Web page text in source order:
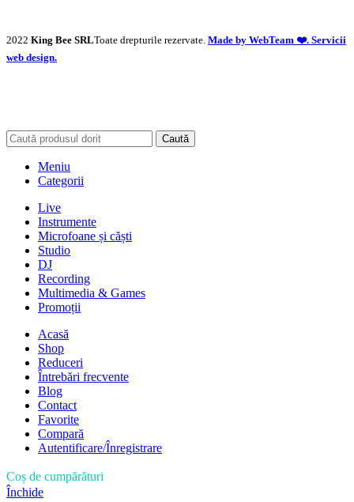
2022 King Bee SRLToate drepturile rezervate. Made by WebTeam ❤️. Servicii
web design.
Caută
Meniu
Categorii
Live
Instrumente
Microfoane și căști
Studio
DJ
Recording
Multimedia & Games
Promoții
Acasă
Shop
Reduceri
Întrebări frecvente
Blog
Contact
Favorite
Compară
Autentificare/Înregistrare
Coș de cumpărături
Închide